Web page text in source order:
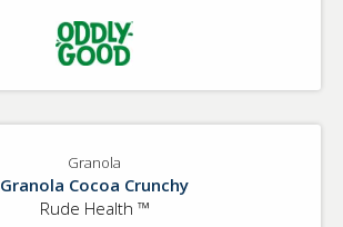
Granola
Granola Cocoa Crunchy
Rude Health ™